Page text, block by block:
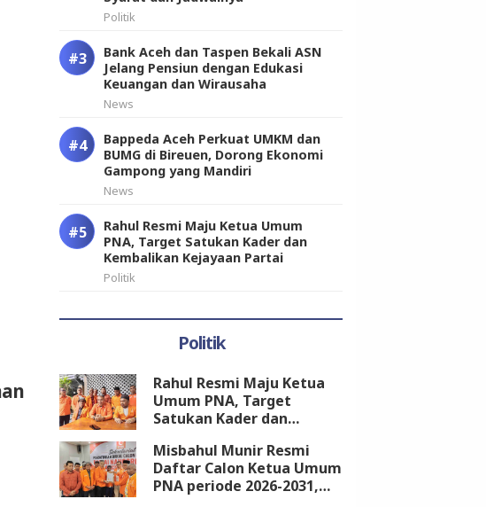
Politik
Bank Aceh dan Taspen Bekali ASN
Jelang Pensiun dengan Edukasi
Keuangan dan Wirausaha
News
Bappeda Aceh Perkuat UMKM dan
BUMG di Bireuen, Dorong Ekonomi
Gampong yang Mandiri
News
Rahul Resmi Maju Ketua Umum
PNA, Target Satukan Kader dan
Kembalikan Kejayaan Partai
Politik
Politik
Rahul Resmi Maju Ketua
Umum PNA, Target
Satukan Kader dan
Partai
Misbahul Munir Resmi
Daftar Calon Ketua Umum
PNA periode 2026-2031,